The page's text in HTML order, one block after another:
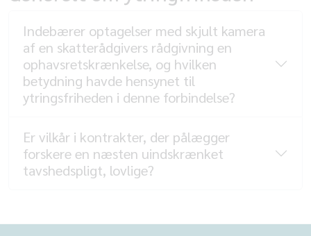
Indebærer optagelser med skjult kamera
af en skatterådgivers rådgivning en
ophavsretskrænkelse, og hvilken
betydning havde hensynet til
ytringsfriheden i denne forbindelse?
Er vilkår i kontrakter, der pålægger
forskere en næsten uindskrænket
tavshedspligt, lovlige?